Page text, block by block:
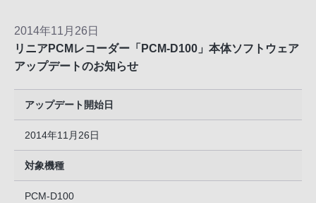
2014年11月26日
リニアPCMレコーダー「PCM-D100」本体ソフトウェア
アップデートのお知らせ
アップデート開始日
2014年11月26日
対象機種
PCM-D100